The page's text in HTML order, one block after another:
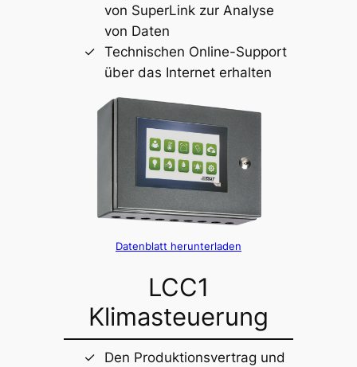
von SuperLink zur Analyse
von Daten
Technischen Online-Support
über das Internet erhalten
Datenblatt herunterladen
LCC1
Klimasteuerung
Den Produktionsvertrag und